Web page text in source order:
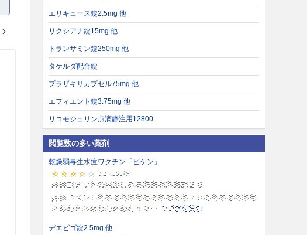
エリキュース錠2.5mg 他
リクシアナ錠15mg 他
トランサミン錠250mg 他
タケルダ配合錠
プラザキサカプセル75mg 他
エフィエント錠3.75mg 他
リコモジュリン点滴静注用12800
閲覧数の多い薬剤
乾燥弱毒生水痘ワクチン「ビケン」
デエビゴ錠2.5mg 他